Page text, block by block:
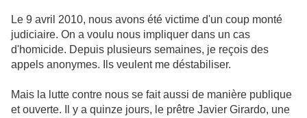
Le 9 avril 2010, nous avons été victime d'un coup monté
judiciaire. On a voulu nous impliquer dans un cas
d'homicide. Depuis plusieurs semaines, je reçois des
appels anonymes. Ils veulent me déstabiliser.
Mais la lutte contre nous se fait aussi de manière publique
et ouverte. Il y a quinze jours, le prêtre Javier Girardo, une